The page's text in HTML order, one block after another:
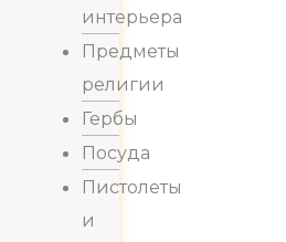
интерьера
Предметы
религии
Гербы
Посуда
Пистолеты
и